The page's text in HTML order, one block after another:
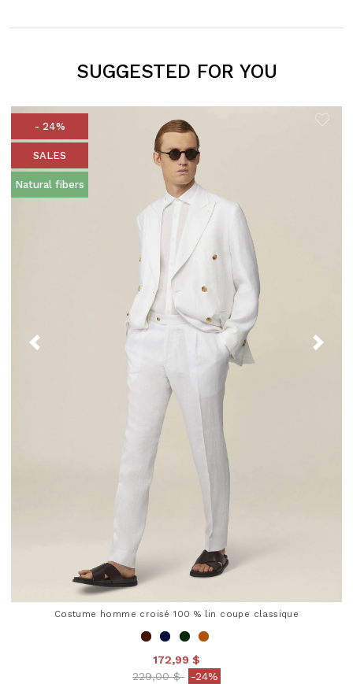
SUGGESTED FOR YOU
- 24%
SALES
Natural fibers
Costume homme croisé 100 % lin coupe classique
172,99 $
Price reduced from
229,00 $to-24%